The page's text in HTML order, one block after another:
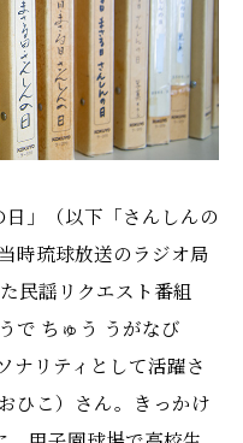
日」（以下「さんしんの
時琉球放送のラジオ局
民謡リクエスト番組
で ちゅう うがなび
ナリティとして活躍さ
ひこ）さん。きっかけ